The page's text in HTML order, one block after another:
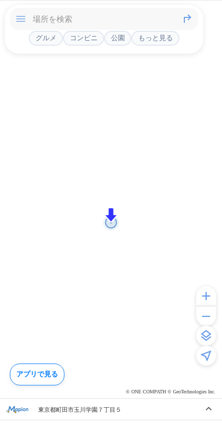
© ONE COMPATH © GeoTechnologies Inc.
グルメ コンビニ 公園 もっと見る
東京都町田市玉川学園７丁目５
アプリで見る